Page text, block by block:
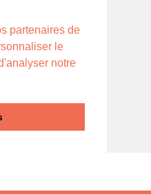
partenaires de
le
notre